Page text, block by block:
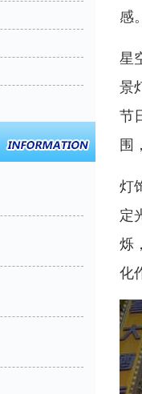
感
星
景
节
围
灯
定
烁
化